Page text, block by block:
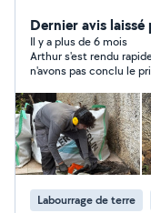
et attentif aux
réalisation soit
attentes. Mes prestations sont éligibles au crédit
d'impôt, vous
remboursement
Dernier avis
Il y a plus de 6 mois
Arthur s'est rendu
n'avons pas conclu le
différentes.
Labourrage de terre